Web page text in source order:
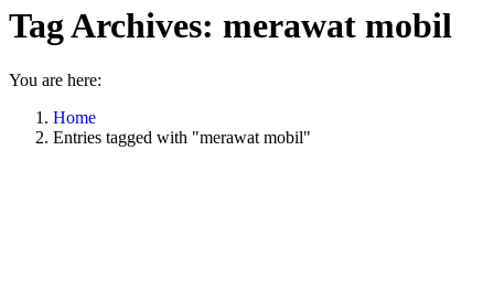
Tag Archives: merawat mobil
You are here:
Home
Entries tagged with "merawat mobil"